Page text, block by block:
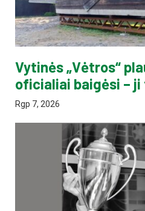
Vytinės „Vėtros“
oficialiai baigėsi –
Rgp 7, 2026